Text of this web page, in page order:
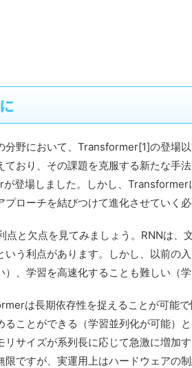
分野において、Transformer[1]の登場
ており、その課題を克服する新たな手
登場しました。しかし、Transformer
プローチを結びつけて進化させていく必
点と欠点を見てみましょう。RNNは、
いう利点があります。しかし、以前の
）、学習を高速化することも難しい（
は長期依存性を捉えることが可能
ることができる（学習並列化が可能）
リサイズが系列長に応じて急激に増加
限ですが、実運用上はハードウェアの